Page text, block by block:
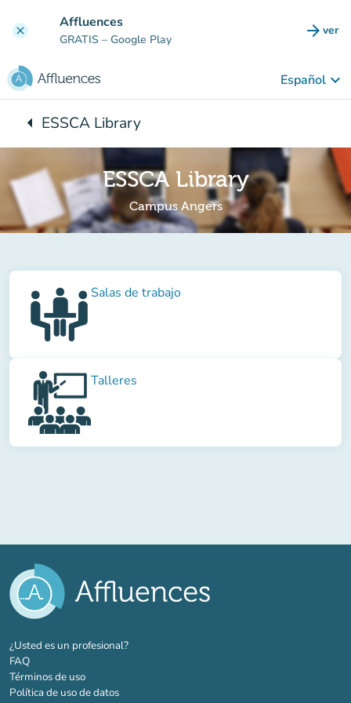
clear Affluences
GRATIS – Google Play arrow_forward ver
Español keyboard_arrow_down
arrow_leftVuelta:
ESSCA Library
ESSCA Library
Campus Angers
Salas de trabajo
Talleres
¿Usted es un profesional?(nueva pestaña)
FAQ
Términos de uso
Política de uso de datos